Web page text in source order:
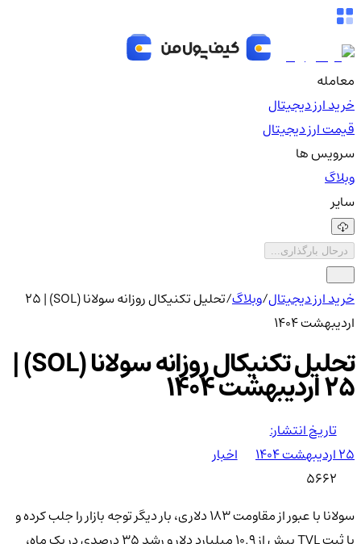
معامله
خرید ارز دیجیتال
قیمت ارز دیجیتال
سرویس ها
وبلاگ
سایر
درحال بارگذاری...
خرید ارز دیجیتال/وبلاگ/
تحلیل تکنیکال روزانه سولانا (SOL) | ۲۵
اردیبهشت ۱۴۰۴
تحلیل تکنیکال روزانه سولانا (SOL) |
۲۵ اردیبهشت ۱۴۰۴
تاریخ انتشار:
۲۵ اردیبهشت ۱۴۰۴
اخبار
5662
سولانا با عبور از مقاومت ۱۸۳ دلاری، بار دیگر توجه بازار را جلب کرده و